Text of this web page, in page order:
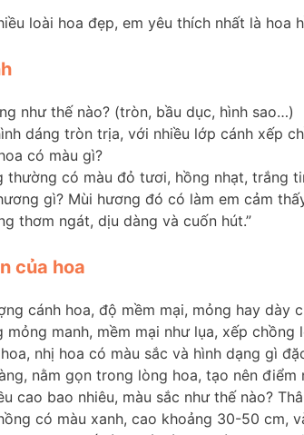
loài hoa đẹp, em yêu thích nhất là hoa
như thế nào? (tròn, bầu dục, hình sao…)
dáng tròn trịa, với nhiều lớp cánh xếp
có màu gì?
thường có màu đỏ tươi, hồng nhạt, trắng
gì? Mùi hương đó có làm em cảm
thơm ngát, dịu dàng và cuốn hút.”
của hoa
cánh hoa, độ mềm mại, mỏng hay dày
mỏng manh, mềm mại như lụa, xếp chồng
nhị hoa có màu sắc và hình dạng gì
nằm gọn trong lòng hoa, tạo nên điểm
cao bao nhiêu, màu sắc như thế nào?
có màu xanh, cao khoảng 30-50 cm,